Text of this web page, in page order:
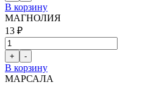
В корзину
МАГНОЛИЯ
13 ₽
В корзину
МАРСАЛА